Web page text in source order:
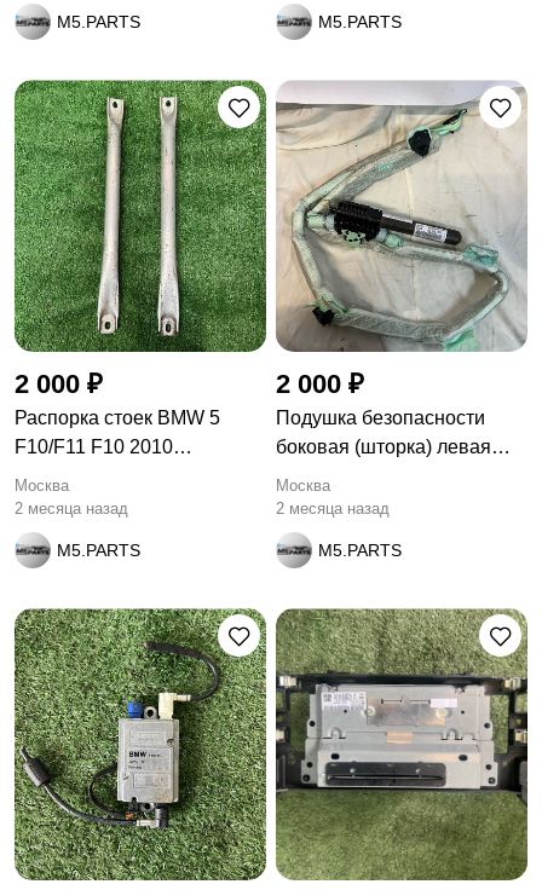
M5.PARTS M5.PARTS
2 000 ₽
Распорка стоек BMW 5
F10/F11 F10 2010
51717180316
Москва
2 месяца назад
M5.PARTS
2 000 ₽
Подушка безопасности
боковая (шторка) левая
BMW 3
Москва
2 месяца назад
M5.PARTS